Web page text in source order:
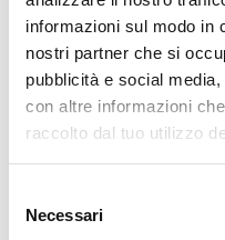
informazioni sul modo in
nostri partner che si
pubblicità e social
con altre informazioni
raccolto dal tuo utilizzo
delNecessari
Reggio
CONDIVIDI